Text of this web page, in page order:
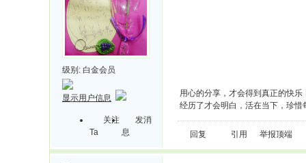
级别: 白金会员
显示用户信息
关注
Ta
发消
息
用心的分享，才会得到真正的快乐
经历了才会明白，活在当下，珍惜
回复 引用 举报顶端